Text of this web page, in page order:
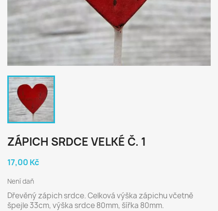
ZÁPICH SRDCE VELKÉ Č. 1
17,00 Kč
Není daň
Dřevěný zápich srdce. Celková výška zápichu včetně
špejle 33cm, výška srdce 80mm, šířka 80mm.